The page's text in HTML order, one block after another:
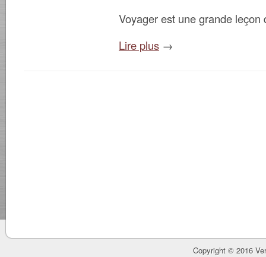
Voyager est une grande leçon
Lire plus →
Copyright © 2016